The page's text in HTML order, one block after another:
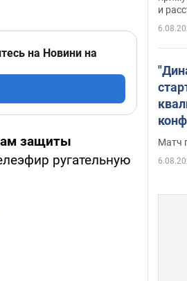
на Новини на
защиты
ругательную
и
Матч